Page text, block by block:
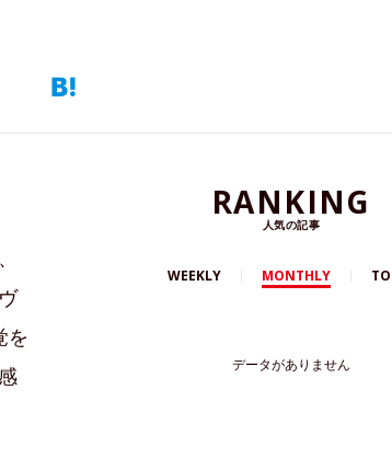
を
RANKING
人気の記事
WEEKLY MONTHLY
データがありません